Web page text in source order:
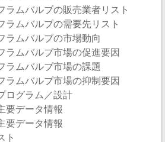
ラムバルブの販売業者リスト
ラムバルブの需要先リスト
ラムバルブの市場動向
ラムバルブ市場の促進要因
ラムバルブ市場の課題
ラムバルブ市場の抑制要因
ログラム／設計
要データ情報
要データ情報
ト